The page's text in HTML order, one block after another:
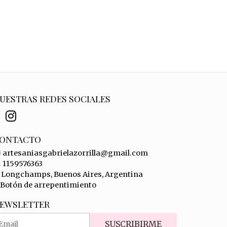
REDES SOCIALES
artesaniasgabrielazorrilla@gmail.com
1159576363
Longchamps, Buenos Aires, Argentina
Botón de arrepentimiento
SUSCRIBIRME